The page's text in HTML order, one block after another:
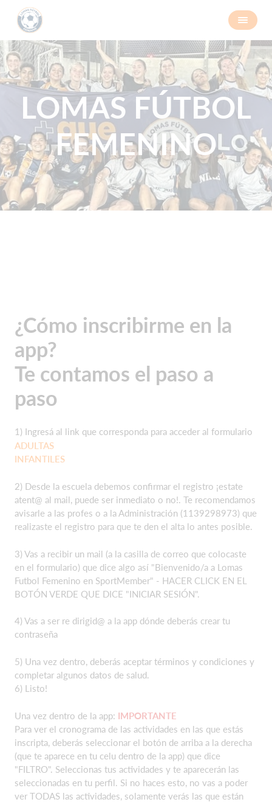
LOMAS FÚTBOL
FEMENINO
¿Cómo inscribirme en la
app?
Te contamos el paso a
paso
1) Ingresá al link que corresponda para acceder al formulario
ADULTAS
INFANTILES
2) Desde la escuela debemos confirmar el registro ¡estate
atent@ al mail, puede ser inmediato o no!. Te recomendamos
avisarle a las profes o a la Administración (1139298973) que
realizaste el registro para que te den el alta lo antes posible.
3) Vas a recibir un mail (a la casilla de correo que colocaste
en el formulario) que dice algo así "Bienvenido/a a Lomas
Futbol Femenino en SportMember" - HACER CLICK EN EL
BOTÓN VERDE QUE DICE "INICIAR SESIÓN".
4) Vas a ser re dirigid@ a la app dónde deberás crear tu
contraseña
5) Una vez dentro, deberás aceptar términos y condiciones y
completar algunos datos de salud.
6) Listo!
Una vez dentro de la app: IMPORTANTE
Para ver el cronograma de las actividades en las que estás
inscripta, deberás seleccionar el botón de arriba a la derecha
(que te aparece en tu celu dentro de la app) que dice
"FILTRO". Seleccionas tus actividades y te aparecerán las
seleccionadas en tu perfil. Si no haces esto, no vas a poder
ver TODAS las actividades, solamente verás las que están